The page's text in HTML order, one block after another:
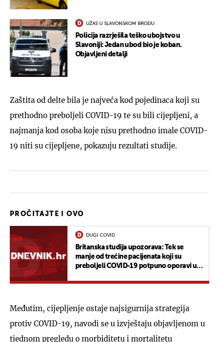
UŽAS U SLAVONSKOM BRODU
Policija razrješila teško ubojstvo u
Slavoniji: Jedan ubod bio je koban.
Objavljeni detalji
Zaštita od delte bila je najveća kod pojedinaca koji su
prethodno preboljeli COVID-19 te su bili cijepljeni, a
najmanja kod osoba koje nisu prethodno imale COVID-
19 niti su cijepljene, pokazuju rezultati studije.
PROČITAJTE I OVO
DUGI COVID
Britanska studija upozorava: Tek se
manje od trećine pacijenata koji su
preboljeli COVID-19 potpuno oporavi u
Međutim, cijepljenje ostaje najsigurnija strategija
protiv COVID-19, navodi se u izvještaju objavljenom u
tjednom pregledu o morbiditetu i mortalitetu